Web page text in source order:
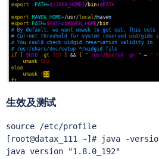
生效及测试
source /etc/profile
[root@datax_111 ~]# java -
java version "1.8.0_192"